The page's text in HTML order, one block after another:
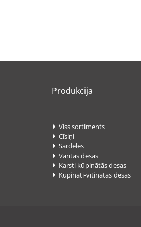
Produkcija
 Viss sortiments
 Cīsiņi
 Sardeles
 Vārītās desas
 Karsti kūpinātās desas
 Kūpināti-vītinātas desas